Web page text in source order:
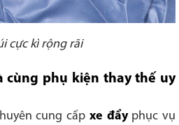
cực kì rộng rãi
cùng phụ kiện thay thế uy
cung cấp xe đẩyphục vụ